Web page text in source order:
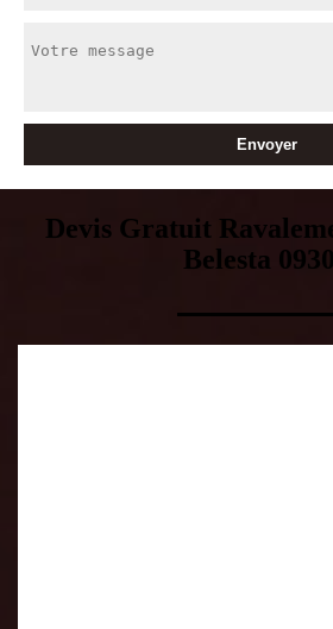
Devis Gratuit
Belesta